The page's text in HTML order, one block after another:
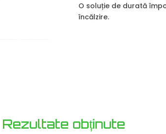
O soluție de durată
încălzire.
Rezultate obținute